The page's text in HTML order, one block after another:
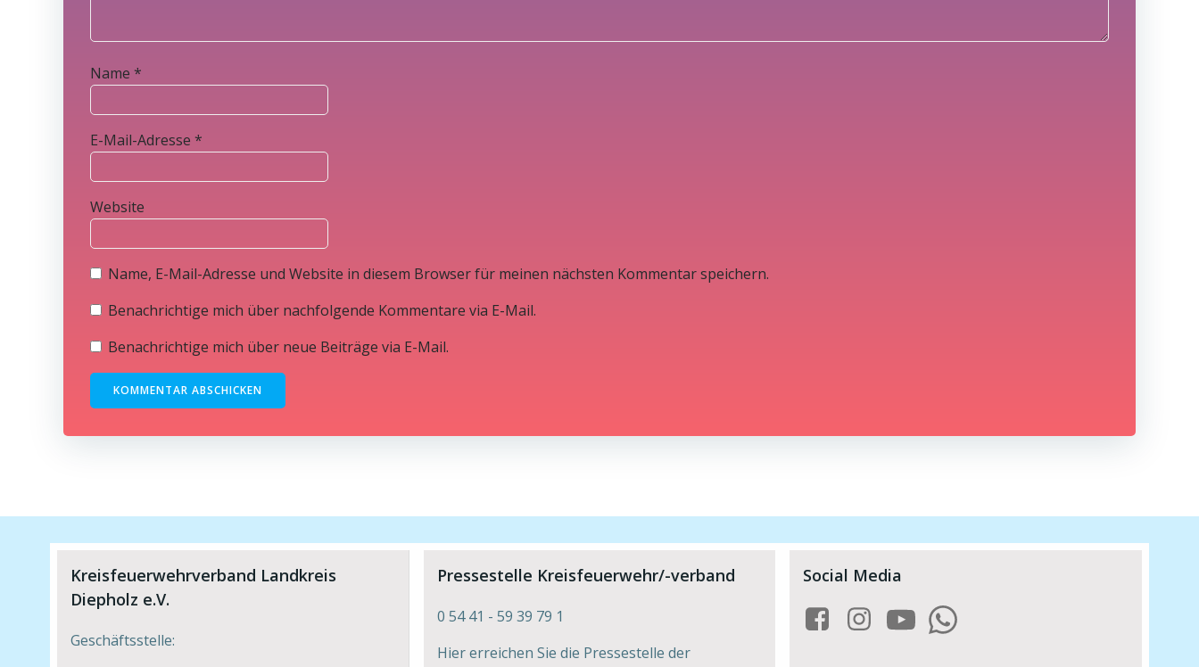
Name *
E-Mail-Adresse *
Website
Name, E-Mail-Adresse und Website in diesem Browser für meinen nächsten Kommentar speichern.
Benachrichtige mich über nachfolgende Kommentare via E-Mail.
Benachrichtige mich über neue Beiträge via E-Mail.
Kreisfeuerwehrverband Landkreis
Diepholz e.V.
Geschäftsstelle:
Pressestelle Kreisfeuerwehr/-verband
0 54 41 - 59 39 79 1
Hier erreichen Sie die Pressestelle der
Social Media